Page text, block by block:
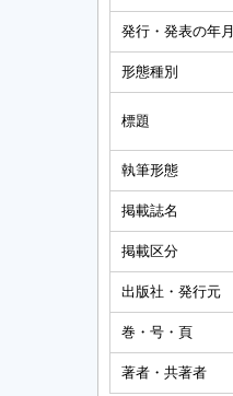
発行・発表の年月
形態種別
標題
執筆形態
掲載誌名
掲載区分
出版社・発行元
巻・号・頁
著者・共著者